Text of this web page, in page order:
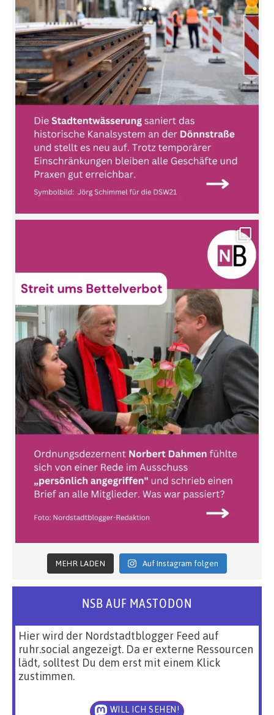
MEHR LADEN Auf Instagram folgen
NSB AUF MASTODON
Hier wird der Nordstadtblogger Feed auf
ruhr.social angezeigt. Da er externe Ressourcen
lädt, solltest Du dem erst mit einem Klick
zustimmen.
WILL ICH SEHEN!